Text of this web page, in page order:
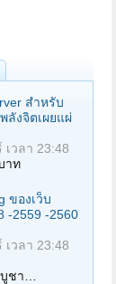
สำหรับ
ลังจิตเผยแผ่
เวลา 23:48
าท
ของเว็บ
-2559 -2560
เวลา 23:48
ชา…